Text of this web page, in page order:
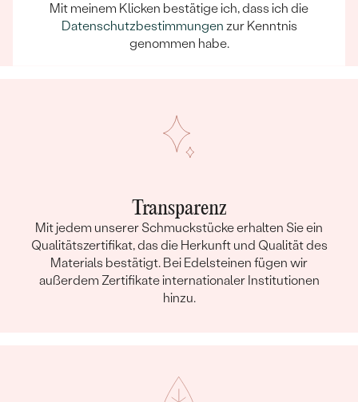
dass schon die Auswahl eines Schmuckstücks zu
einem unvergesslichen Erlebnis wird.
Transparenz
Mit jedem unserer Schmuckstücke erhalten Sie ein
Qualitätszertifikat, das die Herkunft und Qualität des
Materials bestätigt. Bei Edelsteinen fügen wir
außerdem Zertifikate internationaler Institutionen
hinzu.
Mit meinem Klicken bestätige ich, dass ich die
Datenschutzbestimmungen zur Kenntnis
genommen habe.